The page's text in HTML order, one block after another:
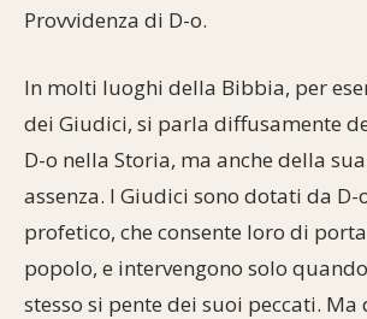
Provvidenza di D-o.
In molti luoghi della Bibbia, per
dei Giudici, si parla diffusamente
D-o nella Storia, ma anche della
assenza. I Giudici sono dotati da
profetico, che consente loro di
popolo, e intervengono solo
stesso si pente dei suoi peccati. Ma